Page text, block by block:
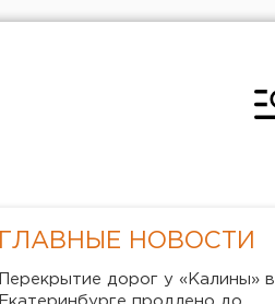
ГЛАВНЫЕ НОВОСТИ
Перекрытие дорог у «Калины» в